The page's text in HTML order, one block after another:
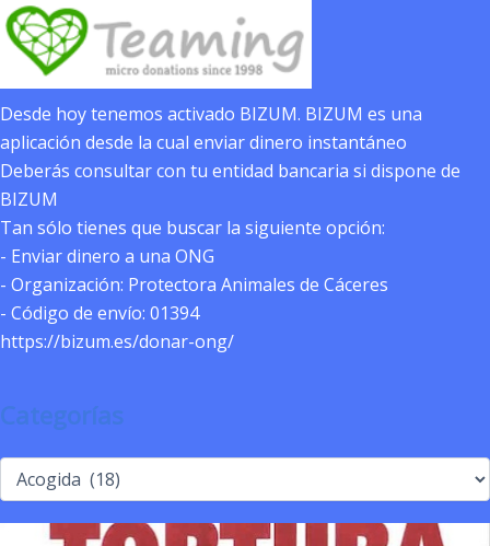
Desde hoy tenemos activado BIZUM. BIZUM es una
aplicación desde la cual enviar dinero instantáneo
Deberás consultar con tu entidad bancaria si dispone de
BIZUM
Tan sólo tienes que buscar la siguiente opción:
- Enviar dinero a una ONG
- Organización: Protectora Animales de Cáceres
- Código de envío: 01394
https://bizum.es/donar-ong/
Categorías
Categorías